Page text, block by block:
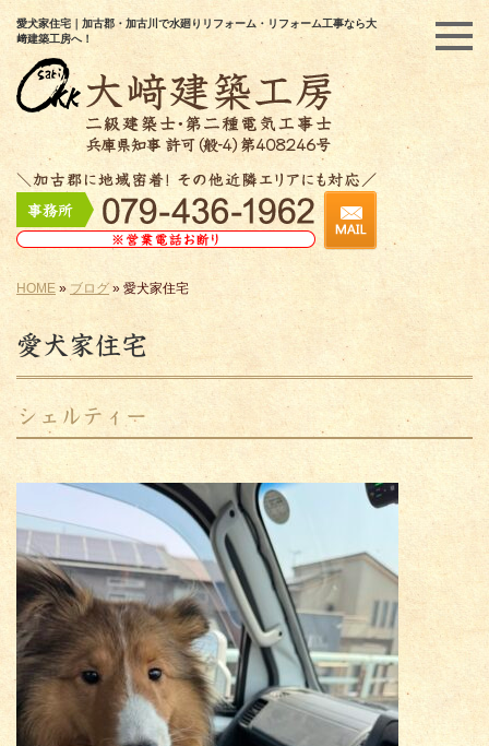
愛犬家住宅｜加古郡・加古川で水廻りリフォーム・リフォーム工事なら大
﨑建築工房へ！
HOME » ブログ» 愛犬家住宅
愛犬家住宅
シェルティー